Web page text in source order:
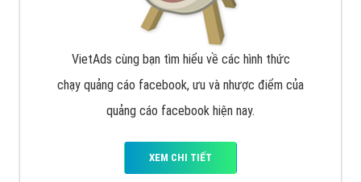
VietAds cùng bạn tìm hiểu về các hình thức
chạy quảng cáo facebook, ưu và nhược điểm của
quảng cáo facebook hiện nay.
XEM CHI TIẾT